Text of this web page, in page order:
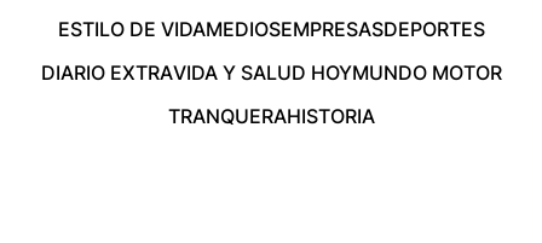
ESTILO DE VIDAMEDIOSEMPRESASDEPORTES
DIARIO EXTRAVIDA Y SALUD HOYMUNDO MOTOR
TRANQUERAHISTORIA